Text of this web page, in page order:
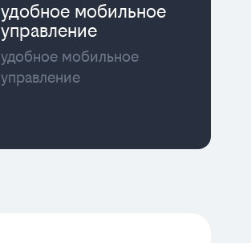
удобное мобильное
управление
удобное мобильное
управление